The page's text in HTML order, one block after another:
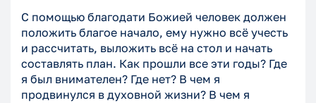
С помощью благодати Божией человек должен
положить благое начало, ему нужно всё учесть
и рассчитать, выложить всё на стол и начать
составлять план. Как прошли все эти годы? Где
я был внимателен? Где нет? В чем я
продвинулся в духовной жизни? В чем я